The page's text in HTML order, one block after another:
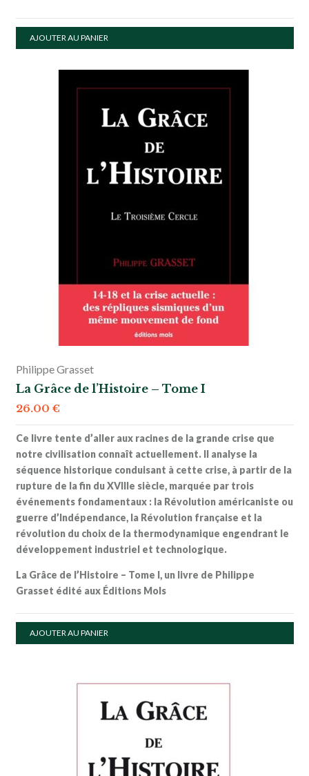
AJOUTER AU PANIER
Philippe Grasset
La Grâce de l’Histoire – Tome I
26.00 €
Ce livre tente d’aller aux racines de la grande crise que
notre civilisation connaît actuellement. Il analyse la
séquence historique conduisant à cette crise, à partir de la
rupture de la fin du XVIIIe siècle, marquée par trois
événements fondamentaux : la Révolution américaniste ou
guerre d’Indépendance, la Révolution française et la
révolution du choix de la thermodynamique engendrant le
développement industriel et technologique.
La Grâce de l’Histoire – Tome I, un livre de Philippe
Grasset édité aux Éditions Mols
AJOUTER AU PANIER